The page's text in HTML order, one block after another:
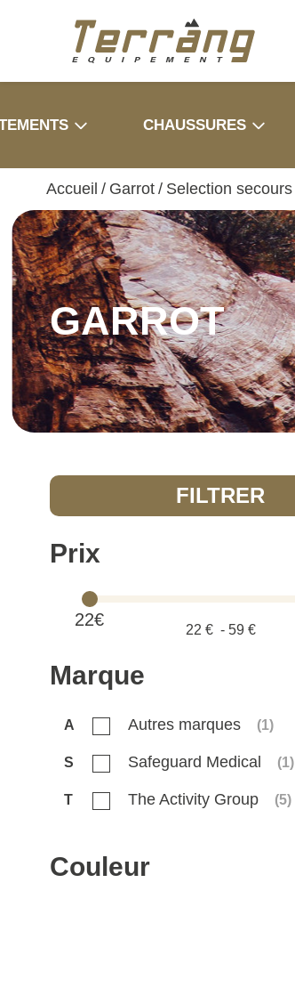
CHAUSSURES
Accueil / Garrot / Selection secours
GARROT
FILTRER
Prix
22€ 22 € - 59€
Marque
A Autres marques (1)
S Safeguard Medical (1)
T The Activity Group (5)
Couleur